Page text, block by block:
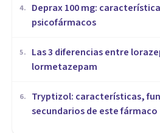
4.
Deprax 100 mg:
psicofármacos
5.
Las 3 diferencias entre
lormetazepam
6.
Tryptizol: características,
secundarios de este fármaco